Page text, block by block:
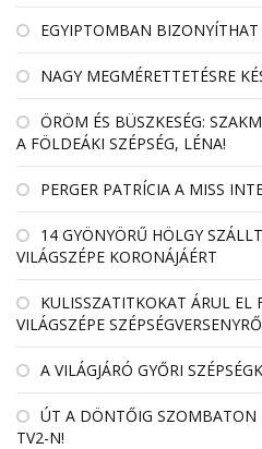
EGYIPTOMBAN
NAGY MEGMÉRETTETÉSRE
ÖRÖM ÉS BÜSZKESÉG:
A FÖLDEÁKI SZÉPSÉG, LÉNA!
PERGER PATRÍCIA A MISS
14 GYÖNYÖRŰ HÖLGY
VILÁGSZÉPE KORONÁJÁÉRT
KULISSZATITKOKAT ÁRUL EL
VILÁGSZÉPE
A VILÁGJÁRÓ GYŐRI
ÚT A DÖNTŐIG SZOMBATON
TV2-N!